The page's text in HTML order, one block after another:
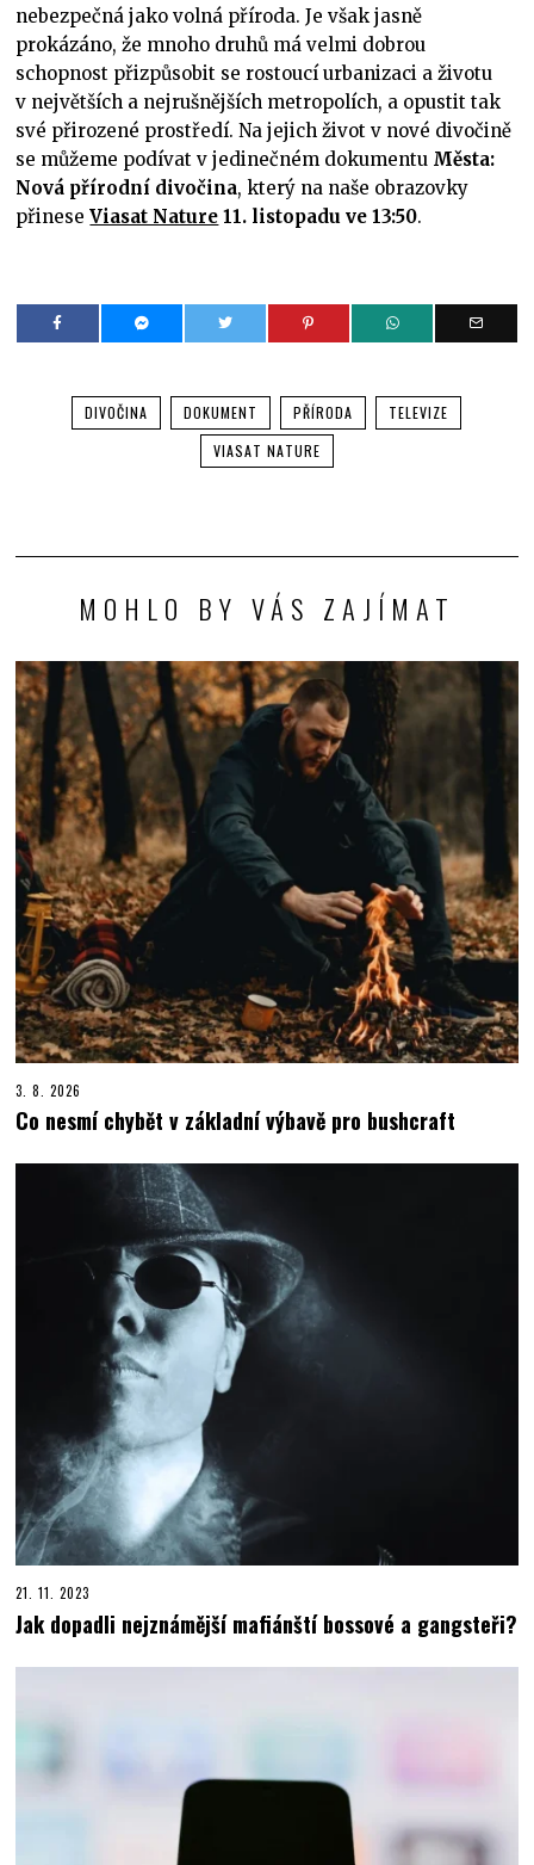
nebezpečná jako volná příroda. Je však jasně
prokázáno, že mnoho druhů má velmi dobrou
schopnost přizpůsobit se rostoucí urbanizaci a životu
v největších a nejrušnějších metropolích, a opustit tak
své přirozené prostředí. Na jejich život v nové divočině
se můžeme podívat v jedinečném dokumentu Města:
Nová přírodní divočina, který na naše obrazovky
přineseViasat Nature 11. listopadu ve 13:50.
DIVOČINA DOKUMENT PŘÍRODA
TELEVIZE
VIASAT NATURE
MOHLO BY VÁS ZAJÍMAT
3. 8. 2026
Co nesmí chybět v základní výbavě pro bushcraft
21. 11. 2023
Jak dopadli nejznámější mafiánští bossové a gangsteři?